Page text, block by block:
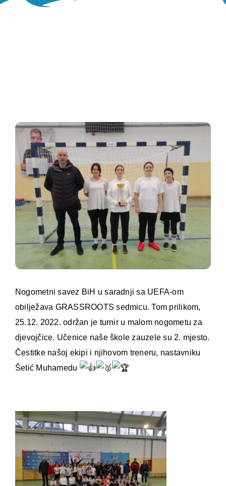
Oglasna ploča
Nogometni savez BiH u saradnji sa UEFA-om
obilježava GRASSROOTS sedmicu. Tom prilikom,
25.12. 2022. održan je turnir u malom nogometu za
djevojčice. Učenice naše škole zauzele su 2. mjesto.
Čestitke našoj ekipi i njihovom treneru, nastavniku
Šetić Muhamedu